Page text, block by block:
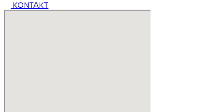
KONTAKT